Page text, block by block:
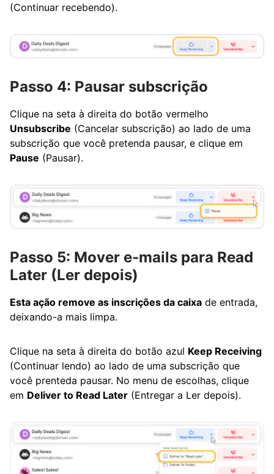
(Continuar recebendo).
Passo 4: Pausar subscrição
Clique na seta à direita do botão vermelho
Unsubscribe (Cancelar subscrição) ao lado de uma
subscrição que você pretenda pausar, e clique em
Pause (Pausar).
Passo 5: Mover e-mails para Read
Later (Ler depois)
Esta ação remove as inscrições da caixa de entrada,
deixando-a mais limpa.
Clique na seta à direita do botão azul Keep Receiving
(Continuar lendo) ao lado de uma subscrição que
você prenteda pausar. No menu de escolhas, clique
em Deliver to Read Later (Entregar a Ler depois).